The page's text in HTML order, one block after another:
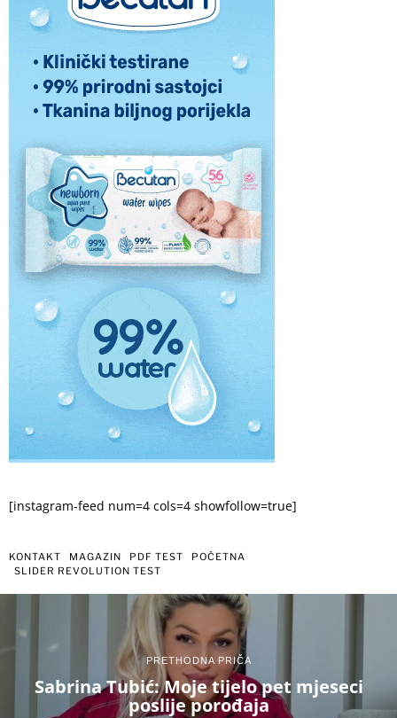
[instagram-feed num=4 cols=4 showfollow=true]
KONTAKT MAGAZIN PDF TEST
POČETNA
SLIDER REVOLUTION TEST
PRETHODNA PRIČA
Sabrina Tubić: Moje tijelo pet mjeseci
poslije porođaja